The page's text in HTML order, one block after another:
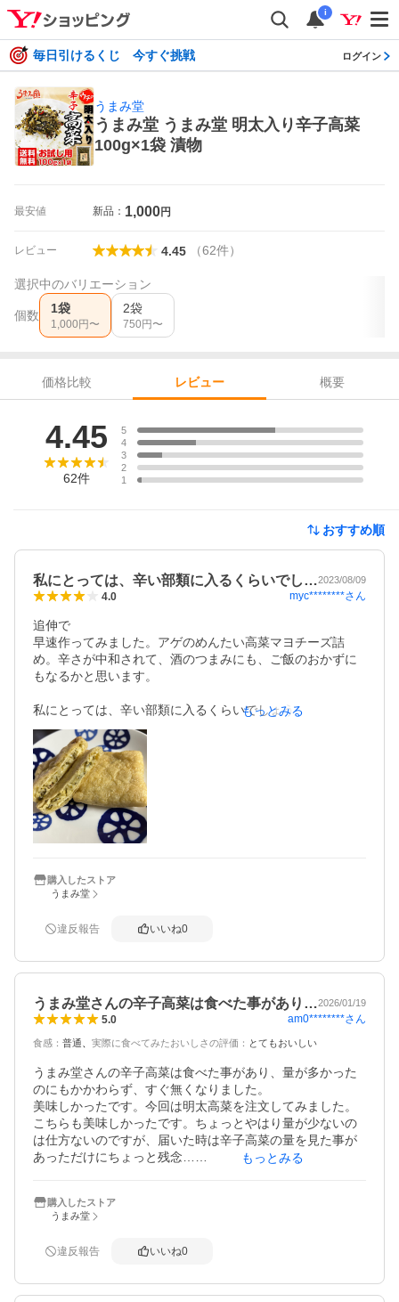
i
毎日引けるくじ 今すぐ挑戦 ログイン
うまみ堂
うまみ堂 うまみ堂 明太入り辛子高菜
100g×1袋 漬物
最安値 新品： 1,000円
レビュー 4.45 （62件）
選択中のバリエーション
個数 1袋
1,000 円〜
2袋
750 円〜
価格比較 レビュー
概要
4.45
62件
5
4
3
2
1
おすすめ順
私にとっては、辛い部類に入るくらいでし…2023/08/09
4.0 myc********さん
追伸で
早速作ってみました。アゲのめんたい高菜マヨチーズ詰
め。辛さが中和されて、酒のつまみにも、ご飯のおかずに
もなるかと思います。
私にとっては、辛い部類に入るくらいでしょうか。ピリピ
リとした辛さがあります。混ぜご飯とかパスタにバターか
マーガリンと混ぜるほうが食べやすいかなと感じました。
マヨネーズとあえてトーストにのせたり、寿司揚げに詰め
てチーズを加えて焼くのもありか。
もっとみる
購入したストア
うまみ堂
違反報告 いいね0
うまみ堂さんの辛子高菜は食べた事があり…2026/01/19
5.0 am0********さん
食感 ： 普通 実際に食べてみたおいしさの評価 ： とてもおいしい
うまみ堂さんの辛子高菜は食べた事があり、量が多かった
のにもかかわらず、すぐ無くなりました。
美味しかったです。今回は明太高菜を注文してみました。
こちらも美味しかったです。ちょっとやはり量が少ないの
は仕方ないのですが、届いた時は辛子高菜の量を見た事が
あっただけにちょっと残念…
もっとみる
購入したストア
うまみ堂
違反報告 いいね0